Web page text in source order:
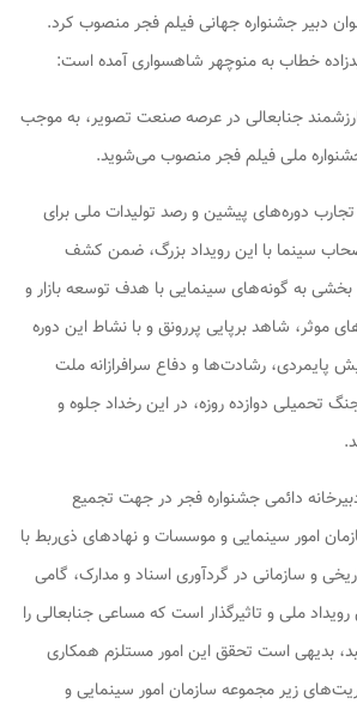
دبیر جشنواره جهانی فیلم فجر منصوب کرد.
خطاب به منوچهر شاهسواری آمده است:
جنابعالی در عرصه صنعت تصویر، به موجب
ملی فیلم فجر منصوب می‌شوید.
تجارب دوره‌های پیشین و رصد تولیدات ملی برای
اصحاب سینما با این رویداد بزرگ، ضمن کشف
به گونه‌های سینمایی با هدف توسعه بازار و
موثر، شاهد برپایی پررونق و با نشاط این دوره
پایمردی، رشادت‌ها و دفاع سرافرازانه ملت
تحمیلی دوازده روزه، در این رخداد جلوه و
دائمی جشنواره فجر در جهت تجمیع
امور سینمایی و موسسات و نهادهای ذی‌ربط با
و سازمانی در گردآوری اسناد و مدارک، گامی
رویداد ملی و تاثیرگذار است که مساعی جنابعالی را
بدیهی است تحقق این امور مستلزم همکاری
زیر مجموعه سازمان امور سینمایی و